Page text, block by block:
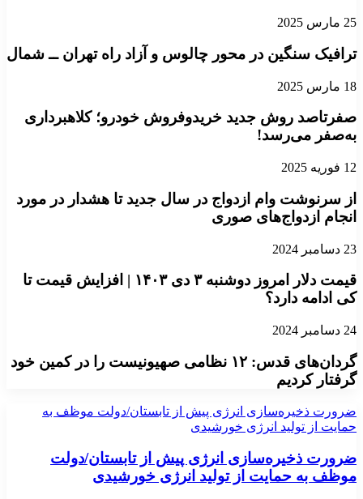
25 مارس 2025
ترافیک سنگین در محور چالوس و آزاد راه تهران ــ شمال
18 مارس 2025
صفرتاصد روش جدید خریدوفروش خودرو؛ کلاهبرداری
به‌صفر می‌رسد!
12 فوریه 2025
از سرنوشت وام ازدواج در سال جدید تا هشدار در مورد
انجام ازدواج‌های صوری
23 دسامبر 2024
قیمت دلار امروز دوشنبه ۳ دی ۱۴۰۳ | افزایش قیمت تا
کی ادامه دارد؟
24 دسامبر 2024
گردان‌های قدس: ۱۲ نظامی صهیونیست را در کمین خود
گرفتار کردیم
ضرورت ذخیره‌سازی انرژی پیش از تابستان/دولت موظف به
حمایت از تولید انرژی خورشیدی
ضرورت ذخیره‌سازی انرژی پیش از تابستان/دولت
موظف به حمایت از تولید انرژی خورشیدی